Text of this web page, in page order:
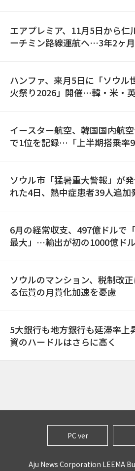
エアプレミア、11月5日から仁
ーチミン路線運航へ…3年2ヶ
ハンファ、来月5日に「ソウル
火祭り2026」開催…韓・米・
イースター航空、韓国国内航
で1位を記録…「上半期搭乗率
ソウル市「猛暑重大警報」が
れた4日、熱中症患者39人追加
6月の経常収支、497億ドルで
最大」…輸出が初の1000億ド
ソウルのマンション、税制改
る伝貰の月貰化加速を憂慮
5大銀行も地方銀行も延滞率
資のハードルはさらに高く
PC ver
Aju News Corporation LEEMA